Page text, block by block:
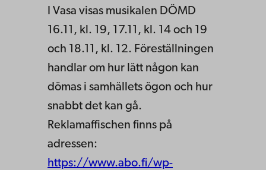
I Vasa visas musikalen DÖMD
16.11, kl. 19, 17.11, kl. 14 och 19
och 18.11, kl. 12. Föreställningen
handlar om hur lätt någon kan
dömas i samhällets ögon och hur
snabbt det kan gå.
Reklamaffischen finns på
adressen:
https://www.abo.fi/wp-